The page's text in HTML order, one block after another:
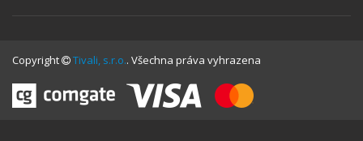
Copyright Tivali, s.r.o.. Všechna práva vyhrazena